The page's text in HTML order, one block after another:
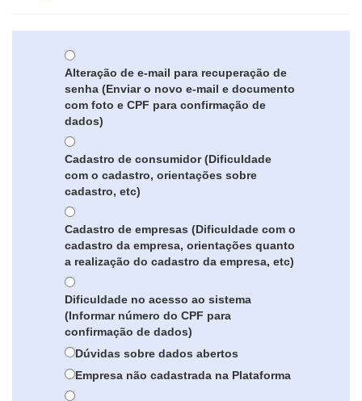
Alteração de e-mail para recuperação de
senha (Enviar o novo e-mail e documento
com foto e CPF para confirmação de
dados)
Cadastro de consumidor (Dificuldade
com o cadastro, orientações sobre
cadastro, etc)
Cadastro de empresas (Dificuldade com o
cadastro da empresa, orientações quanto
a realização do cadastro da empresa, etc)
Dificuldade no acesso ao sistema
(Informar número do CPF para
confirmação de dados)
Dúvidas sobre dados abertos
Empresa não cadastrada na Plataforma